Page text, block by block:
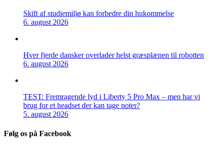
Skift af studiemiljø kan forbedre din hukommelse
6. august 2026
Hver fjerde dansker overlader helst græsplænen til robotten
6. august 2026
TEST: Fremragende lyd i Liberty 5 Pro Max – men har vi
brug for et headset der kan tage noter?
5. august 2026
Følg os på Facebook